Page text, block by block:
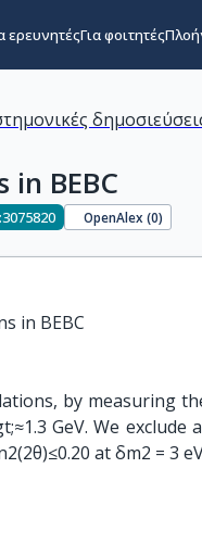
ερευνητέςΓια φοιτητές
BEBC
OpenAlex (0)
in BEBC
by measuring
GeV. We exclude
at δm2 = 3